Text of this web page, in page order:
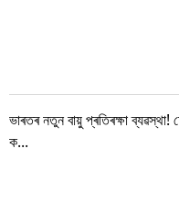
ভাৰতৰ নতুন বায়ু প্ৰতিৰক্ষা ব্যৱস্থা!
ক...